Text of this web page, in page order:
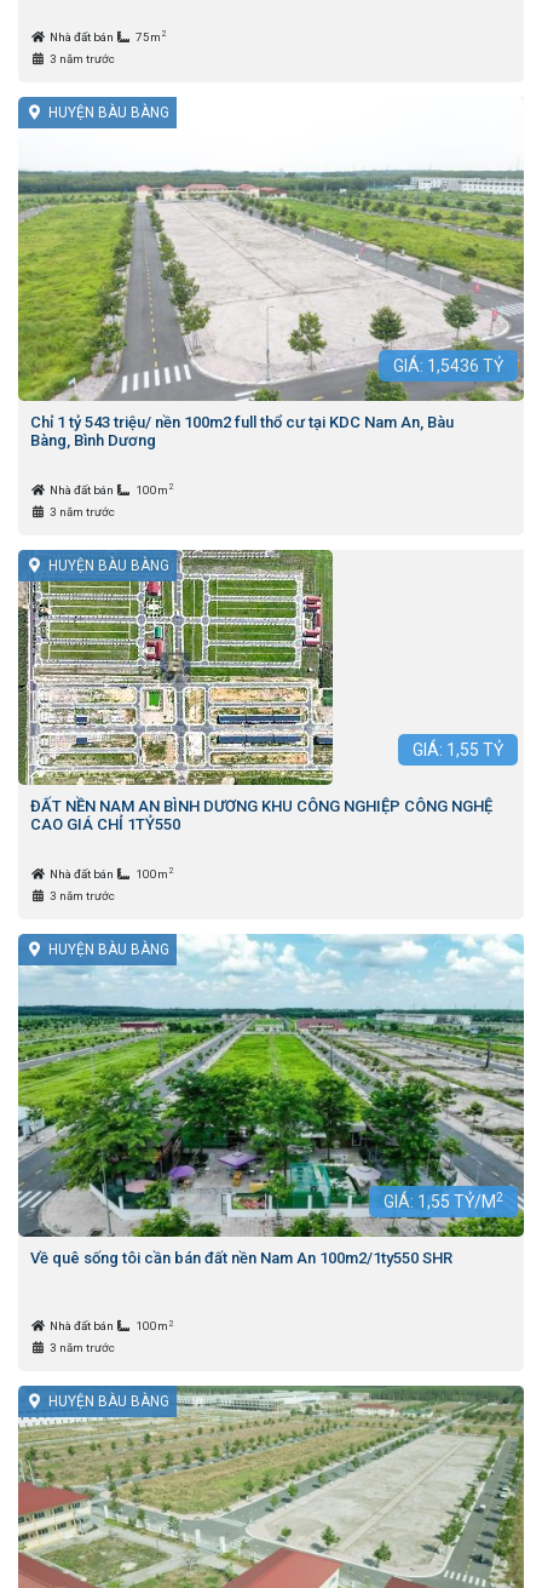
Nhà đất bán 75m 2
3 năm trước
HUYỆN BÀU BÀNG
GIÁ: 1,5436 TỶ
Chỉ 1 tỷ 543 triệu/ nền 100m2 full thổ cư tại KDC Nam An, Bàu
Bàng, Bình Dương
Nhà đất bán 100m 2
3 năm trước
HUYỆN BÀU BÀNG
GIÁ: 1,55 TỶ
ĐẤT NỀN NAM AN BÌNH DƯƠNG KHU CÔNG NGHIỆP CÔNG NGHỆ
CAO GIÁ CHỈ 1TỶ550
Nhà đất bán 100m 2
3 năm trước
HUYỆN BÀU BÀNG
GIÁ: 1,55 TỶ/M2
Về quê sống tôi cần bán đất nền Nam An 100m2/1ty550 SHR
Nhà đất bán 100m 2
3 năm trước
HUYỆN BÀU BÀNG